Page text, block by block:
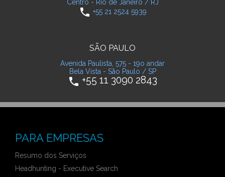
Centro - Rio de Janeiro / RJ
phone +55 21 2524 5939
SÃO PAULO
Avenida Paulista, 575 - 19o andar
Bela Vista - São Paulo / SP
phone +55 11 3090 2843
PARA EMPRESAS
Resumo dos Serviços
Headhunting - Executive Search